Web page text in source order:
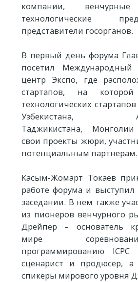
компании, венчурные
технологические
представители госорганов.
В первый день форума
посетил Международный
центр Экспо, где
стартапов, на
технологических стартапов
Узбекистана,
Таджикистана,
свои проекты жюри,
потенциальным партнерам.
Касым-Жомарт Токаев
работе форума и
заседании. В нем также
из пионеров венчурного
Дрейпер – основатель
мире
программированию ICPC
сценарист и продюсер, а
спикеры мирового уровня